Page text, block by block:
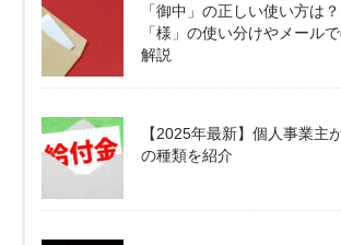
「御中」の正しい使い方は
「様」の使い分けやメール
解説
【2025年最新】個人事業主
の種類を紹介